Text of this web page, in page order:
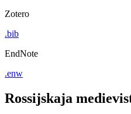
Zotero
.bib
EndNote
.enw
Rossijskaja